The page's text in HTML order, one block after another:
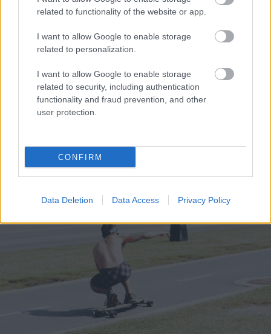
related to functionality of the website or app.
I want to allow Google to enable storage
related to personalization.
I want to allow Google to enable storage
related to security, including authentication
functionality and fraud prevention, and other
user protection.
CONFIRM
Data Deletion Data Access Privacy Policy
Ο Σύνδεσμος Καμενιανιτών – Δροβολοβιτών –